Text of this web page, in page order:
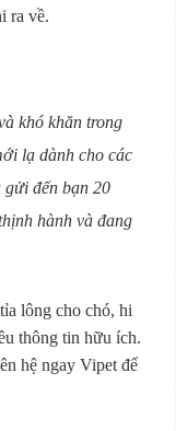
ra về.
khó khăn trong
lạ dành cho các
gửi đến bạn 20
hành và đang
lông cho chó, hi
thông tin hữu ích.
hệ ngay Vipet để